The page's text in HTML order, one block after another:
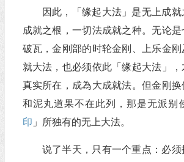
因此，「缘起大法」是无上成
成就之根，一切法成就之种。无论
破瓦，金刚部的时轮金刚、上乐金
就大法，也必须依此「缘起大法」
真实所在，成為大成就法。但金刚
和泥丸道果不在此列，那是无派别
印 」所独有的无上大法。
说了半天，只有一个重点：必